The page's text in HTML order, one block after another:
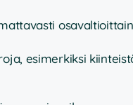
esimerkiksi